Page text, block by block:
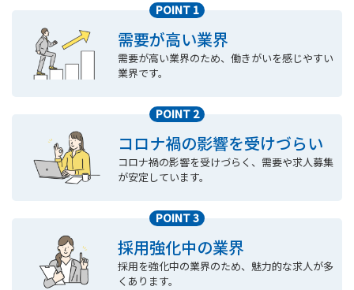
POINT 1
需要が高い業界
需要が高い業界のため、働きがいを感じやすい
業界です。
POINT 2
コロナ禍の影響を受けづらい
コロナ禍の影響を受けづらく、需要や求人募集
が安定しています。
POINT 3
採用強化中の業界
採用を強化中の業界のため、魅力的な求人が多
くあります。